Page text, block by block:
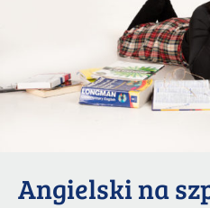
Angielski na